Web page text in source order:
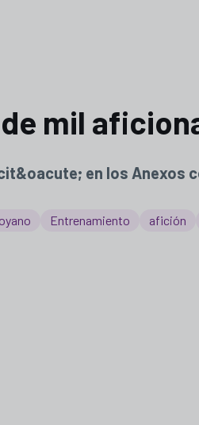
mil
en los Anexos
Entrenamiento afición